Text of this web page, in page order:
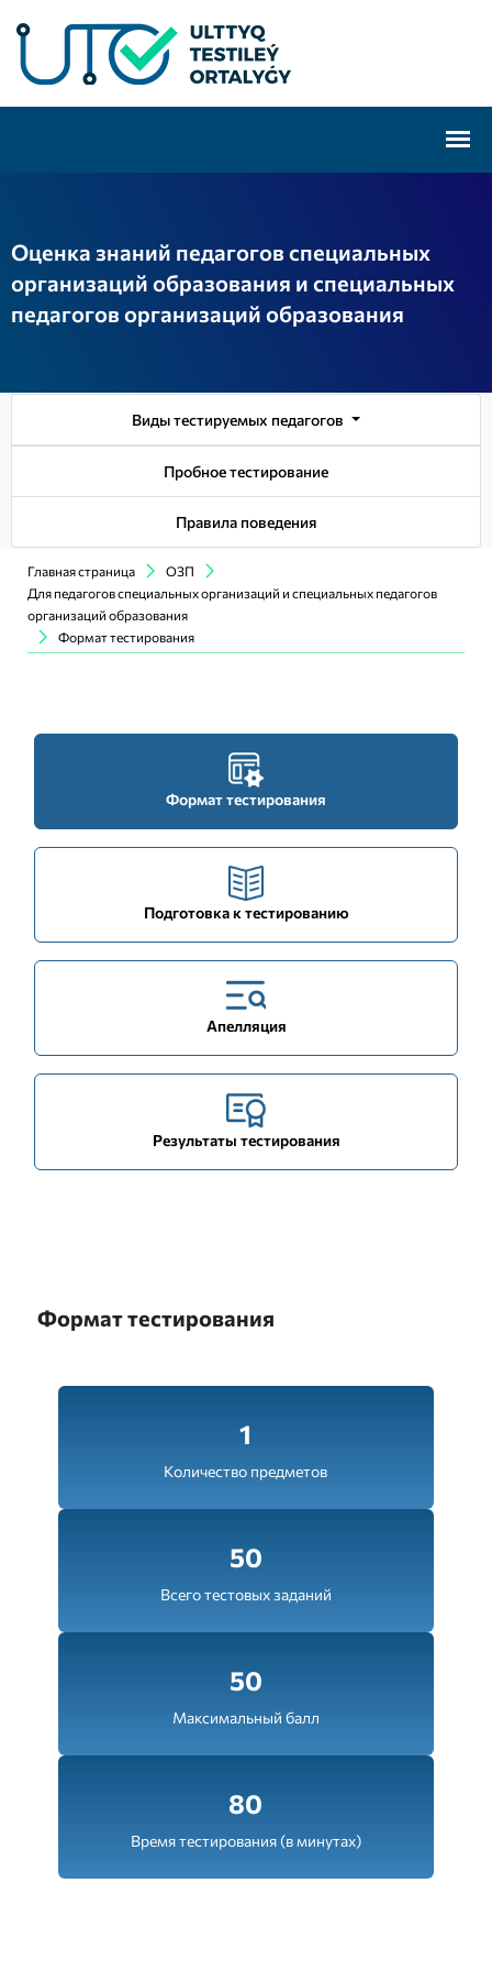
Оценка знаний педагогов специальных
организаций образования и специальных
педагогов организаций образования
Виды тестируемых педагогов
Пробное тестирование
Правила поведения
Главная страница
ОЗП
Для педагогов специальных организаций и специальных педагогов
организаций образования
Формат тестирования
Формат тестирования
Подготовка к тестированию
Апелляция
Результаты тестирования
Формат тестирования
1
Количество предметов
50
Всего тестовых заданий
50
Максимальный балл
80
Время тестирования (в минутах)